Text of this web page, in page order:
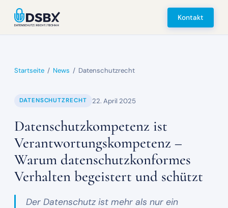
Kontakt
Startseite / News / Datenschutzrecht
DATENSCHUTZRECHT 22. April 2025
Datenschutzkompetenz ist
Verantwortungskompetenz –
Warum datenschutzkonformes
Verhalten begeistert und schützt
Der Datenschutz ist mehr als nur ein